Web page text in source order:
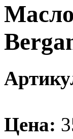
Цена: